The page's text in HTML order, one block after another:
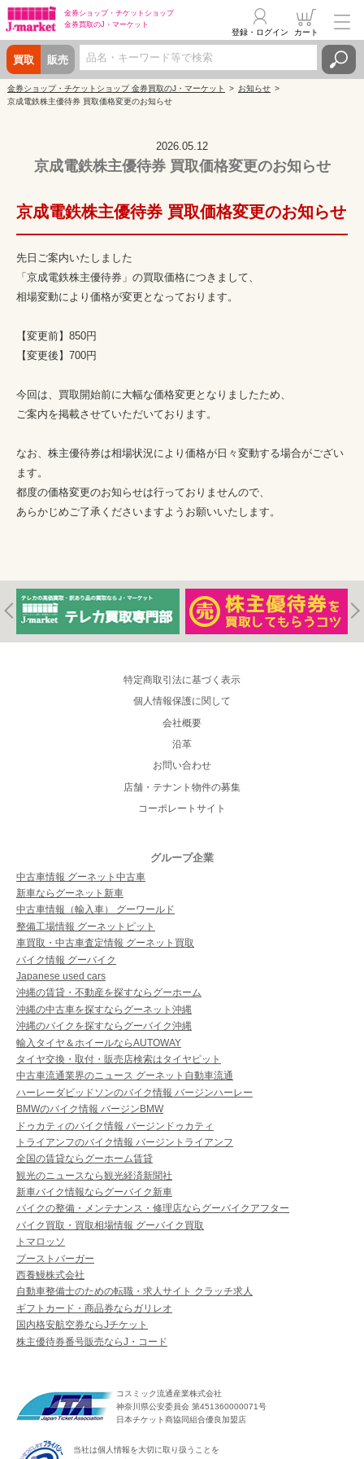
金券ショップ・ チケットショップ
金券買取のJ・マーケット
買取 販売
登録・ログイン カート
金券ショップ・チケットショップ 金券買取のJ・マーケット
お知らせ
京成電鉄株主優待券 買取価格変更のお知らせ
2026.05.12
京成電鉄株主優待券 買取価格変更のお知らせ
京成電鉄株主優待券 買取価格変更のお知らせ
先日ご案内いたしました
「京成電鉄株主優待券」の買取価格につきまして、
相場変動により価格が変更となっております。
【変更前】850円
【変更後】700円
今回は、買取開始前に大幅な価格変更となりましたため、
ご案内を掲載させていただいております。
なお、株主優待券は相場状況により価格が日々変動する場合がござい
ます。
都度の価格変更のお知らせは行っておりませんので、
あらかじめご了承くださいますようお願いいたします。
特定商取引法に基づく表示
個人情報保護に関して
会社概要
沿革
お問い合わせ
店舗・テナント物件の募集
コーポレートサイト
グループ企業
中古車情報 グーネット中古車
新車ならグーネット新車
中古車情報（輸入車） グーワールド
整備工場情報 グーネットピット
車買取・中古車査定情報 グーネット買取
バイク情報 グーバイク
Japanese used cars
沖縄の賃貸・不動産を探すならグーホーム
沖縄の中古車を探すならグーネット沖縄
沖縄のバイクを探すならグーバイク沖縄
輸入タイヤ＆ホイールならAUTOWAY
タイヤ交換・取付・販売店検索はタイヤピット
中古車流通業界のニュース グーネット自動車流通
ハーレーダビッドソンのバイク情報 バージンハーレー
BMWのバイク情報 バージンBMW
ドゥカティのバイク情報 バージンドゥカティ
トライアンフのバイク情報 バージントライアンフ
全国の賃貸ならグーホーム賃貸
観光のニュースなら観光経済新聞社
新車バイク情報ならグーバイク新車
バイクの整備・メンテナンス・修理店ならグーバイクアフター
バイク買取・買取相場情報 グーバイク買取
トマロッソ
ブーストバーガー
西養鰻株式会社
自動車整備士のための転職・求人サイト クラッチ求人
ギフトカード・商品券ならガリレオ
国内格安航空券ならJチケット
株主優待券番号販売ならJ・コード
コスミック流通産業株式会社
神奈川県公安委員会 第451360000071号
日本チケット商協同組合優良加盟店
当社は個人情報を大切に取り扱うことを